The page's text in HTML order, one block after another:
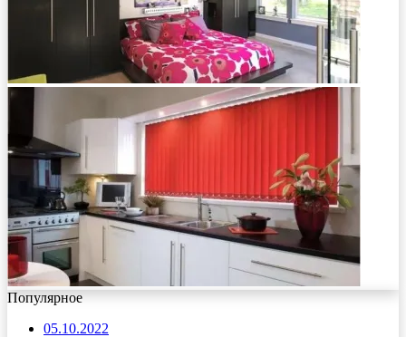
Популярное
05.10.2022